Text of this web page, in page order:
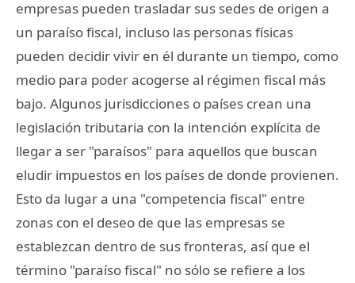
empresas pueden trasladar sus sedes de origen a
un paraíso fiscal, incluso las personas físicas
pueden decidir vivir en él durante un tiempo, como
medio para poder acogerse al régimen fiscal más
bajo. Algunos jurisdicciones o países crean una
legislación tributaria con la intención explícita de
llegar a ser "paraísos" para aquellos que buscan
eludir impuestos en los países de donde provienen.
Esto da lugar a una "competencia fiscal" entre
zonas con el deseo de que las empresas se
establezcan dentro de sus fronteras, así que el
término "paraíso fiscal" no sólo se refiere a los